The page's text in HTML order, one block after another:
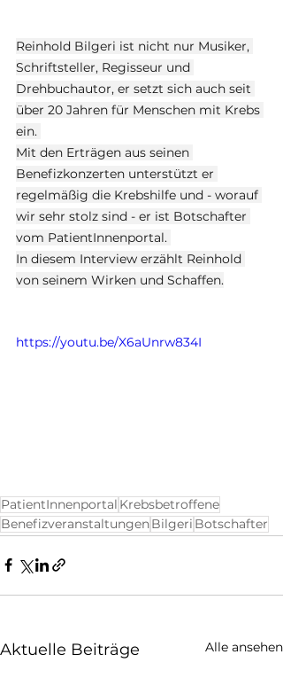
Reinhold Bilgeri ist nicht nur Musiker,
Schriftsteller, Regisseur und
Drehbuchautor, er setzt sich auch seit
über 20 Jahren für Menschen mit Krebs
ein.
Mit den Erträgen aus seinen
Benefizkonzerten unterstützt er
regelmäßig die Krebshilfe und - worauf
wir sehr stolz sind - er ist Botschafter
vom PatientInnenportal.
In diesem Interview erzählt Reinhold
von seinem Wirken und Schaffen.
https://youtu.be/X6aUnrw834I
PatientInnenportal Krebsbetroffene
BenefizveranstaltungenBilgeri Botschafter
Aktuelle Beiträge Alle ansehen